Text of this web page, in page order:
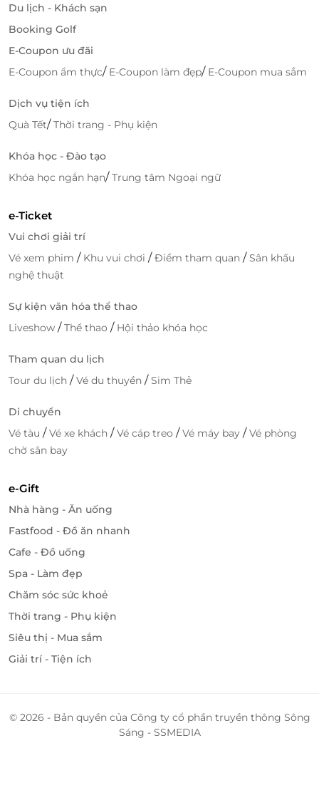
Truy cập ngay LifeLink để sở hữu thêm hàng ngàn
voucher ẩm thực hấp dẫn khác bạn nhé!
Du lịch - Khách sạn
Booking Golf
E-Coupon ưu đãi
E-Coupon ẩm thực/ E-Coupon làm đẹp/ E-Coupon mua sắm
Dịch vụ tiện ích
Quà Tết/Thời trang - Phụ kiện
Khóa học - Đào tạo
Khóa học ngắn hạn/Trung tâm Ngoại ngữ
e-Ticket
Vui chơi giải trí
Vé xem phim / Khu vui chơi /Điểm tham quan /Sân khấu
nghệ thuật
Sự kiện văn hóa thể thao
Liveshow /Thể thao / Hội thảo khóa học
Tham quan du lịch
Tour du lịch /Vé du thuyền /Sim Thẻ
Di chuyển
Vé tàu /Vé xe khách /Vé cáp treo /Vé máy bay /Vé phòng
chờ sân bay
e-Gift
Nhà hàng - Ăn uống
Fastfood - Đồ ăn nhanh
Cafe - Đồ uống
Spa - Làm đẹp
Chăm sóc sức khoẻ
Thời trang - Phụ kiện
Siêu thị - Mua sắm
Giải trí - Tiện ích
© 2026 - Bản quyền của Công ty cổ phần truyền thông Sông
Sáng - SSMEDIA